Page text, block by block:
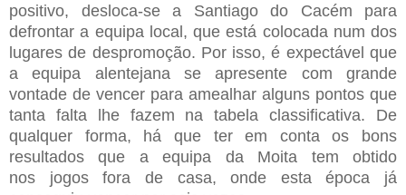
positivo, desloca-se a Santiago do Cacém para
defrontar a equipa local, que está colocada num dos
lugares de despromoção. Por isso, é expectávelque
a equipa alentejana se apresente com grande
vontade de vencer para amealhar alguns pontos que
tanta falta lhe fazem na tabela classificativa. De
qualquer forma, há que ter em conta os bons
resultados que a equipa da Moita tem obtido
nos jogos fora de casa, onde esta época já